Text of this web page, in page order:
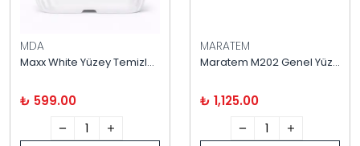
MDA
Maxx White Yüzey Temizleyici 20 kg
₺ 599.00
MARATEM
Maratem M202 Genel Yüzey Temizleyici Floral 20 Litre
₺ 1,125.00